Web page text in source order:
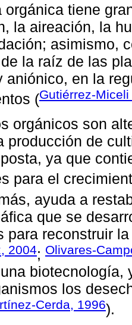
orgánica tiene
la aireación, la
asimismo,
la raíz de las
aniónico, en la
(Gutiérrez-Miceli
orgánicos son
producción de
ya que
para el
ayuda a
que se
para reconstruir
2004; Olivares-
biotecnología,
los
Cerda, 1996).